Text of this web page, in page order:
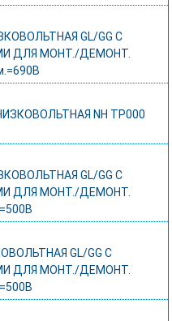
GL/GG С
ДЛЯ МОНТ./ДЕМОНТ.
NH ТР000
GL/GG С
ДЛЯ МОНТ./ДЕМОНТ.
GL/GG С
ДЛЯ МОНТ./ДЕМОНТ.